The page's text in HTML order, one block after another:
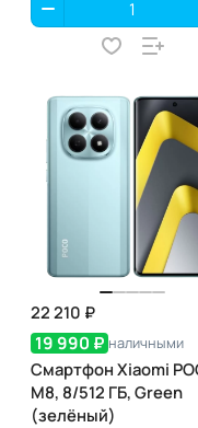
22 210 ₽
19 990 ₽ наличными
Смартфон Xiaomi
M8, 8/512 ГБ, Green
(зелёный)